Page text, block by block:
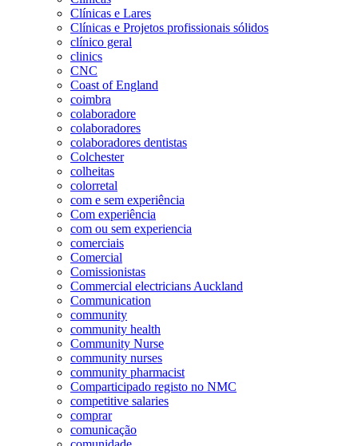
Clínicas e Lares
Clínicas e Projetos profissionais sólidos
clínico geral
clinics
CNC
Coast of England
coimbra
colaboradore
colaboradores
colaboradores dentistas
Colchester
colheitas
colorretal
com e sem experiência
Com experiência
com ou sem experiencia
comerciais
Comercial
Comissionistas
Commercial electricians Auckland
Communication
community
community health
Community Nurse
community nurses
community pharmacist
Comparticipado registo no NMC
competitive salaries
comprar
comunicação